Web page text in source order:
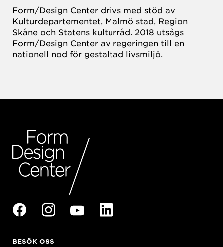
Form/Design Center drivs med stöd av
Kulturdepartementet, Malmö stad, Region
Skåne och Statens kulturråd. 2018 utsågs
Form/Design Center av regeringen till en
nationell nod för gestaltad livsmiljö.
BESÖK OSS